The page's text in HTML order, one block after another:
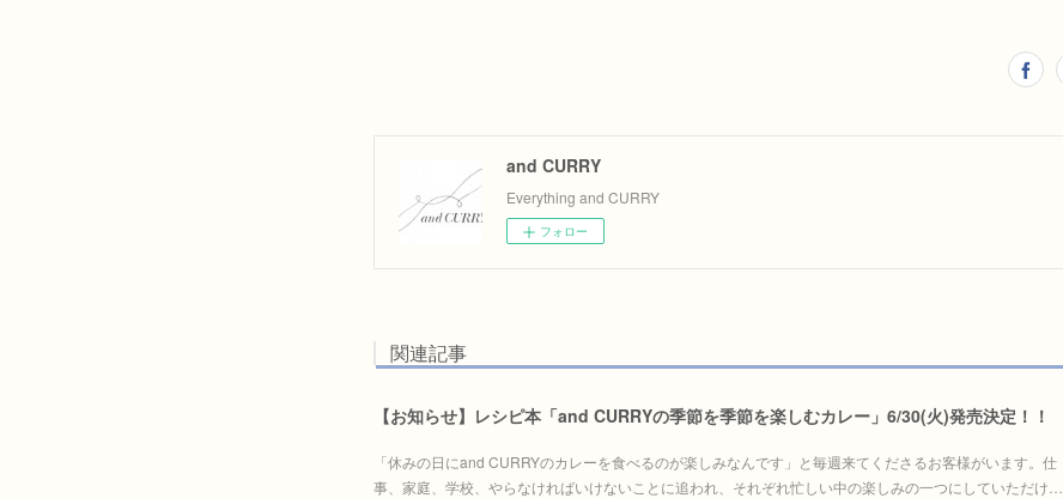
and CURRY
Everything and CURRY
フォロー
関連記事
【お知らせ】レシピ本「and CURRYの季節を季節を楽しむカレー」6/30(火)発売決定！！
「休みの日にand CURRYのカレーを食べるのが楽しみなんです」と毎週来てくださるお客様がいます。仕
事、家庭、学校、やらなければいけないことに追われ、それぞれ忙しい中の楽しみの一つにしていただけ…